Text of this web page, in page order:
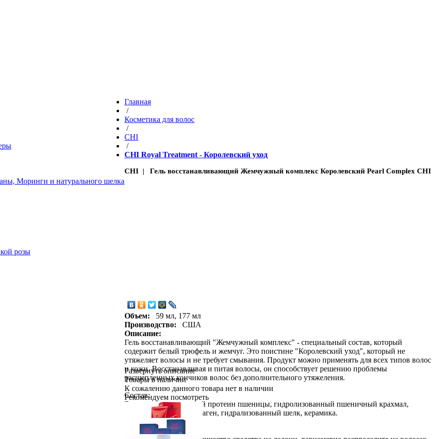
Моринги и натурального шелка
розы
Главная
/
Косметика для волос
/
CHI
/
CHI Royal Treatment - Королевский уход
CHI | Гель восстанавливающий Жемчужный комплекс Королевский Pearl Complex CHI
Объем:
59 мл, 177 мл
Производство:
США
Описание:
Гель восстанавливающий "Жемчужный комплекс" - специальный состав, который
содержит белый трюфель и жемчуг. Это поистине "Королевский уход", который не
утяжеляет волосы и не требует смывания. Продукт можно применять для всех типов волос
и кожи. Восстанавливая и питая волосы, он способствует решению проблемы
расщепленных кончиков волос без дополнительного утяжеления.
Состав:
Вода, гидролизованный протеин пшеницы, гидролизованный пшеничный крахмал,
гидролизованный коллаген, гидрализованный шелк, керамика.
Применение:
Развернуть описание
Товары в наличии
К сожалению данного товара нет в наличии
Рекомендуем посмотреть